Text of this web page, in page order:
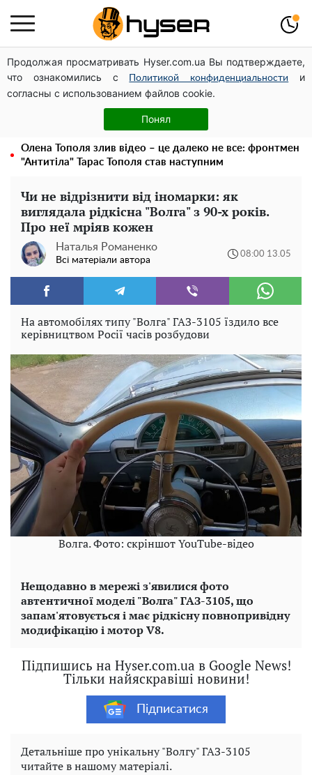
Продолжая просматривать Hyser.com.ua Вы подтверждаете,
что ознакомились с
Политикой конфиденциальности
и
согласны с использованием файлов cookie.
Понял
Дрони із націнкою: Олександр Конотопський вивів
мільйони оборонного бюджету через фіктивну фірму в
Естонії
Гола Олена Тополя у цікавих позах змусила відвисати
щелепи: злив відео – було лише початком
Олена Тополя злив відео – це далеко не все: фронтмен
"Антитіла" Тарас Тополя став наступним
Чи не відрізнити від іномарки: як
виглядала рідкісна "Волга" з 90-х років.
Про неї мріяв кожен
Наталья Романенко
Всі матеріали автора
08:00 13.05
На автомобілях типу "Волга" ГАЗ-3105 їздило все
керівництвом Росії часів розбудови
Волга. Фото: скріншот YouTube-відео
Нещодавно в мережі з'явилися фото
автентичної моделі "Волга" ГАЗ-3105, що
запам'ятовується і має рідкісну повнопривідну
модифікацію і мотор V8.
Підпишись на Hyser.com.ua в Google News!
Тільки найяскравіші новини!
Підписатися
Детальніше про унікальну "Волгу" ГАЗ-3105
читайте в нашому матеріалі.